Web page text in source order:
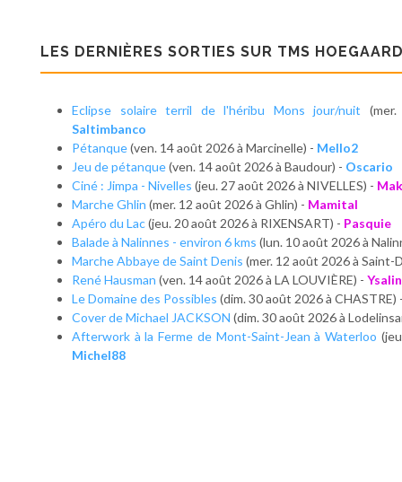
LES DERNIÈRES SORTIES SUR TMS
Eclipse solaire terril de l'héribu Mons jour/nuit
Saltimbanco
Pétanque(ven. 14 août 2026 à Marcinelle) - Mello2
Jeu de pétanque(ven. 14 août 2026 à Baudour) - Oscario
Ciné : Jimpa - Nivelles (jeu. 27 août 2026 à NIVELLES) -
Marche Ghlin (mer. 12 août 2026 à Ghlin) - Mamital
Apéro du Lac(jeu. 20 août 2026 à RIXENSART) - Pasquie
Balade à Nalinnes - environ 6 kms (lun. 10 août 2026 à
Marche Abbaye de Saint Denis (mer. 12 août 2026 à Saint-
René Hausman (ven. 14 août 2026 à LA LOUVIÈRE) -
Le Domaine des Possibles (dim. 30 août 2026 à CHASTRE)
Cover de Michael JACKSON (dim. 30 août 2026 à
Afterwork à la Ferme de Mont-Saint-Jean à Waterloo
Michel88